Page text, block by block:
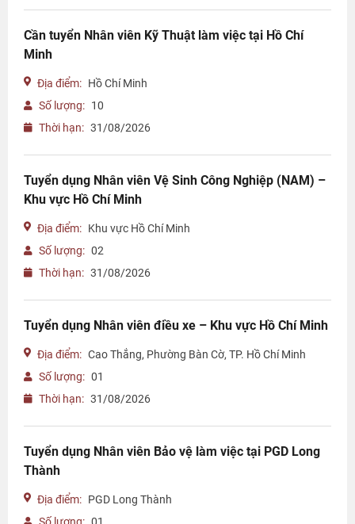
Cần tuyển Nhân viên Kỹ Thuật làm việc tại Hồ Chí
Minh
Địa điểm: Hồ Chí Minh
Số lượng: 10
Thời hạn: 31/08/2026
Tuyển dụng Nhân viên Vệ Sinh Công Nghiệp (NAM) –
Khu vực Hồ Chí Minh
Địa điểm: Khu vực Hồ Chí Minh
Số lượng: 02
Thời hạn: 31/08/2026
Tuyển dụng Nhân viên điều xe – Khu vực Hồ Chí Minh
Địa điểm: Cao Thắng, Phường Bàn Cờ, TP. Hồ Chí Minh
Số lượng: 01
Thời hạn: 31/08/2026
Tuyển dụng Nhân viên Bảo vệ làm việc tại PGD Long
Thành
Địa điểm: PGD Long Thành
Số lượng: 01